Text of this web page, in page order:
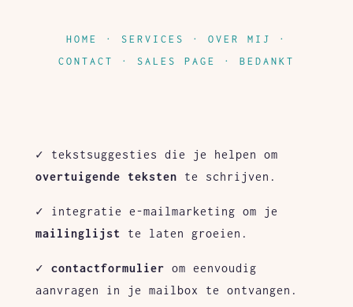
HOME
· SERVICES · OVER MIJ ·
CONTACT · SALES PAGE · BEDANKT
✓ tekstsuggesties die je helpen om
overtuigende teksten te schrijven.
✓ integratie e-mailmarketing om je
mailinglijst
te laten groeien.
✓ contactformulier om eenvoudig
aanvragen in je mailbox te ontvangen.